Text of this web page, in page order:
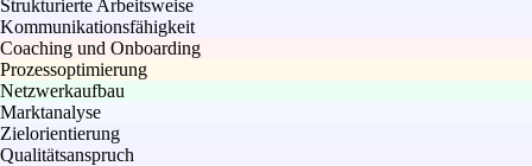
Strukturierte Arbeitsweise
Kommunikationsfähigkeit
Coaching und Onboarding
Prozessoptimierung
Netzwerkaufbau
Marktanalyse
Zielorientierung
Qualitätsanspruch